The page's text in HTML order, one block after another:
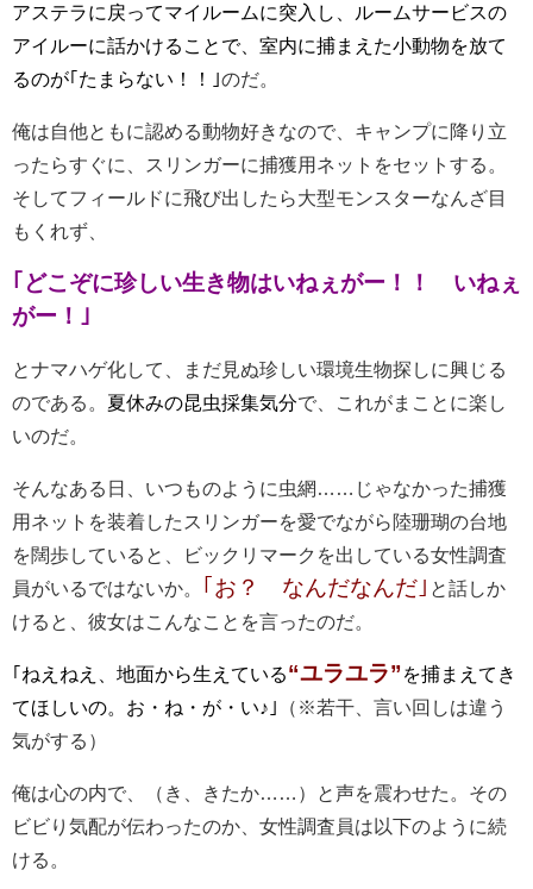
アステラに戻ってマイルームに突入し、ルームサービスの
アイルーに話かけることで、室内に捕まえた小動物を放て
るのが｢たまらない！！｣のだ。
俺は自他ともに認める動物好きなので、キャンプに降り立
ったらすぐに、スリンガーに捕獲用ネットをセットする。
そしてフィールドに飛び出したら大型モンスターなんざ目
もくれず、
｢どこぞに珍しい生き物はいねぇがー！！ いねぇ
がー！｣
とナマハゲ化して、まだ見ぬ珍しい環境生物探しに興じる
のである。 夏休みの昆虫採集気分で、これがまことに楽し
いのだ。
そんなある日、いつものように虫網……じゃなかった捕獲
用ネットを装着したスリンガーを愛でながら陸珊瑚の台地
を闊歩していると、ビックリマークを出している女性調査
員がいるではないか。
｢お？ なんだなんだ｣ と話しか
けると、彼女はこんなことを言ったのだ。
｢ねえねえ、地面から生えている“ユラユラ”を捕まえてき
てほしいの。お・ね・が・い♪｣
（※若干、言い回しは違う
気がする）
俺は心の内で、（き、きたか……）と声を震わせた。その
ビビり気配が伝わったのか、女性調査員は以下のように続
ける。